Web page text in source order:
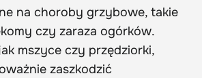
na choroby grzybowe, takie
czy zaraza ogórków.
mszyce czy przędziorki,
zaszkodzić